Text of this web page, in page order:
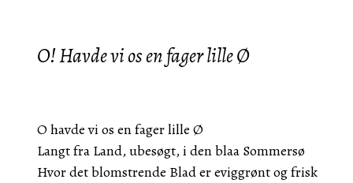
O! Havde vi os en fager lille Ø
O havde vi os en fager lille Ø
Langt fra Land, ubesøgt, i den blaa Sommersø
Hvor det blomstrende Blad er eviggrønt og frisk